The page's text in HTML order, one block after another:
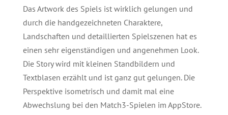
Das Artwork des Spiels ist wirklich gelungen und
durch die handgezeichneten Charaktere,
Landschaften und detaillierten Spielszenen hat es
einen sehr eigenständigen und angenehmen Look.
Die Story wird mit kleinen Standbildern und
Textblasen erzählt und ist ganz gut gelungen. Die
Perspektive isometrisch und damit mal eine
Abwechslung bei den Match3-Spielen im AppStore.